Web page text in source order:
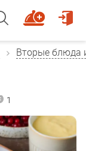
Вторые блюда
1